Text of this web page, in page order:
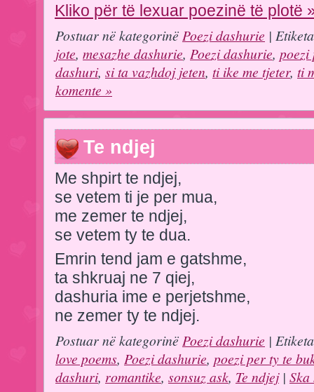
Kliko për të lexuar poezinë të plotë
Postuar në kategorinë Poezi dashurie |
jote, mesazhe dashurie, Poezi dashurie, poezi
dashuri, si ta vazhdoj jeten, ti ike me tjeter, ti
komente »
Te ndjej
Me shpirt te ndjej,
se vetem ti je per mua,
me zemer te ndjej,
se vetem ty te dua.
Emrin tend jam e gatshme,
ta shkruaj ne 7 qiej,
dashuria ime e perjetshme,
ne zemer ty te ndjej.
Postuar në kategorinëPoezi dashurie |
love poems, Poezi dashurie, poezi per ty te
dashuri, romantike, sonsuz ask, Te ndjej| Ska